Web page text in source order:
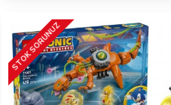
STOK SORUNUZ